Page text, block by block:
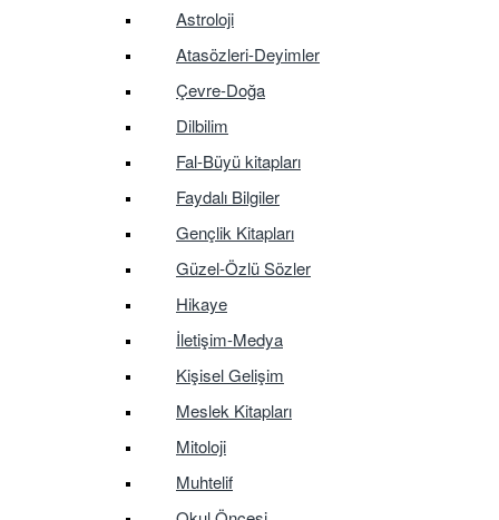
Astroloji
Atasözleri-Deyimler
Çevre-Doğa
Dilbilim
Fal-Büyü kitapları
Faydalı Bilgiler
Gençlik Kitapları
Güzel-Özlü Sözler
Hikaye
İletişim-Medya
Kişisel Gelişim
Meslek Kitapları
Mitoloji
Muhtelif